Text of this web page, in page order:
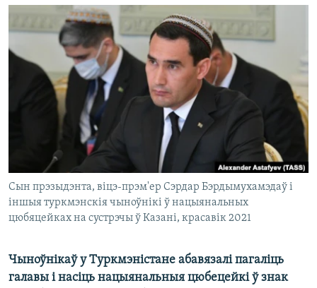
ПАЛІТВЯЗЬНІ
КУЛЬТУРА
КАЛЯНДАР
НА ХВАЛЯХ СВАБОДЫ
Усе сайты РС/РСЭ
Сын прэзыдэнта, віцэ-прэм'ер Сэрдар Бэрдымухамэдаў і
іншыя туркмэнскія чыноўнікі ў нацыянальных
цюбяцейках на сустрэчы ў Казані, красавік 2021
Чыноўнікаў у Туркмэністане абавязалі пагаліць
галавы і насіць нацыянальныя цюбецейкі ў знак